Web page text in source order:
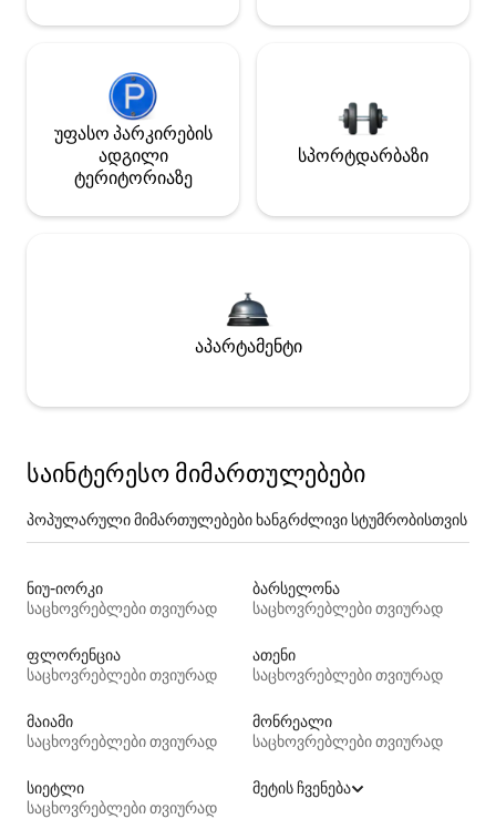
უფასო პარკირების
ადგილი
ტერიტორიაზე
სპორტდარბაზი
აპარტამენტი
საინტერესო მიმართულებები
პოპულარული მიმართულებები ხანგრძლივი სტუმრობისთვის
ნიუ-იორკი
საცხოვრებლები თვიურად
ბარსელონა
საცხოვრებლები თვიურად
ფლორენცია
საცხოვრებლები თვიურად
ათენი
საცხოვრებლები თვიურად
მაიამი
საცხოვრებლები თვიურად
მონრეალი
საცხოვრებლები თვიურად
სიეტლი
საცხოვრებლები თვიურად
მეტის ჩვენება